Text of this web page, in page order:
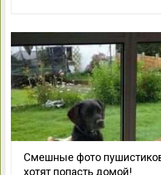
Смешные фото
хотят попасть домой!